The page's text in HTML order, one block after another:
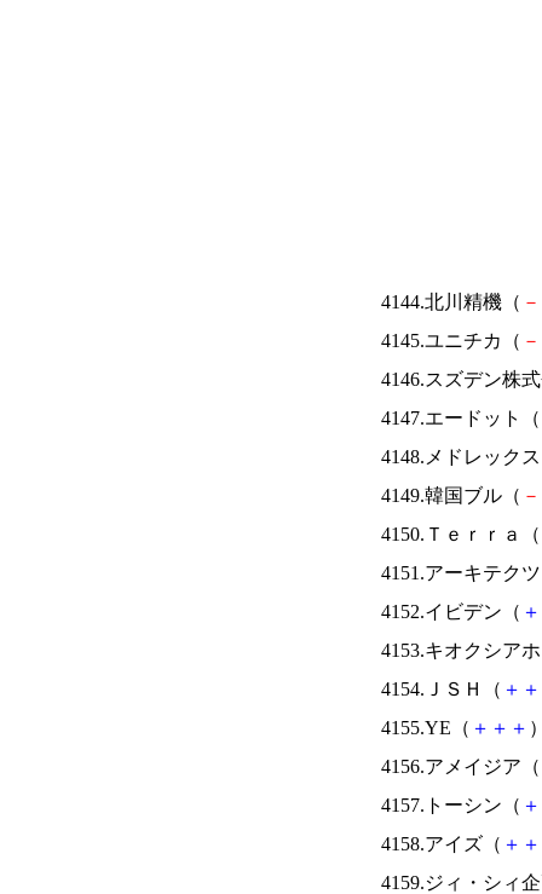
4144.北川精機（ －
4145.ユニチカ（ －
4146.スズデン株
4147.エードット（
4148.メドレック
4149.韓国ブル（ －
4150.Ｔｅｒｒａ（
4151.アーキテク
4152.イビデン（ ＋
4153.キオクシア
4154.ＪＳＨ（ ＋ ＋
4155.YE（ ＋ ＋ ＋
4156.アメイジア（
4157.トーシン（ ＋
4158.アイズ（ ＋ ＋
4159.ジィ・シィ